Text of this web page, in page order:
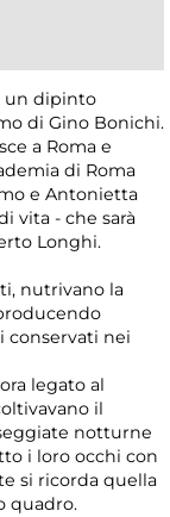
un dipinto
di Gino Bonichi.
a Roma e
di Roma
e Antonietta
vita - che sarà
Longhi.
nutrivano la
conservati nei
legato al
il
notturne
i loro occhi con
si ricorda quella
quadro.